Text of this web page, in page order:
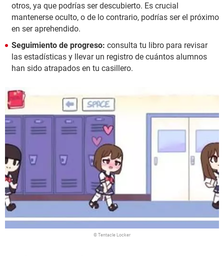
otros, ya que podrías ser descubierto. Es crucial
mantenerse oculto, o de lo contrario, podrías ser el próximo
en ser aprehendido.
Seguimiento de progreso: consulta tu libro para revisar
las estadísticas y llevar un registro de cuántos alumnos
han sido atrapados en tu casillero.
© Tentacle Locker